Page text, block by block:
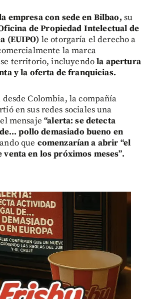
empresa con sede en Bilbao, su
de Propiedad Intelectual de
(EUIPO) le otorgaría el derecho a
la marca
territorio, incluyendola apertura
y la oferta de franquicias.
Colombia, la compañía
en sus redes sociales una
mensaje “alerta: se detecta
pollo demasiado bueno en
que comenzarían a abrir “el
en los próximos meses”.